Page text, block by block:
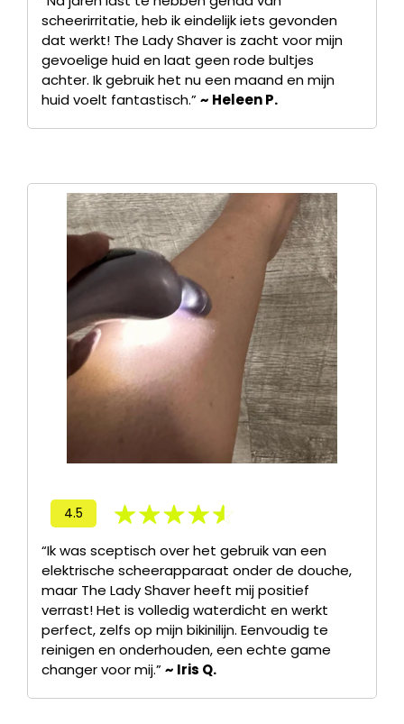
scheerirritatie, heb ik eindelijk iets gevonden
dat werkt! The Lady Shaver is zacht voor mijn
gevoelige huid en laat geen rode bultjes
achter. Ik gebruik het nu een maand en mijn
huid voelt fantastisch.”~ Heleen P.
4.5
“Ik was sceptisch over het gebruik van een
elektrische scheerapparaat onder de douche,
maar The Lady Shaver heeft mij positief
verrast! Het is volledig waterdicht en werkt
perfect, zelfs op mijn bikinilijn. Eenvoudig te
reinigen en onderhouden, een echte game
changer voor mij.”~ Iris Q.